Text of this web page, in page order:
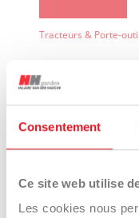
Consentement
Ce site web utilise
Les cookies nous
Tracteurs & Porte-
Véhicule utilitaire